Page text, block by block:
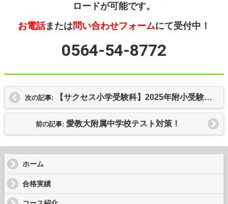
ロードが可能です。
お電話または問い合わせフォームにて受付中！
0564‐54‐8772
次の記事: 【サクセス小学受験科】2025年附小受験夏期講習のご案内
前の記事: 愛教大附属中学校テスト対策！
ホーム
合格実績